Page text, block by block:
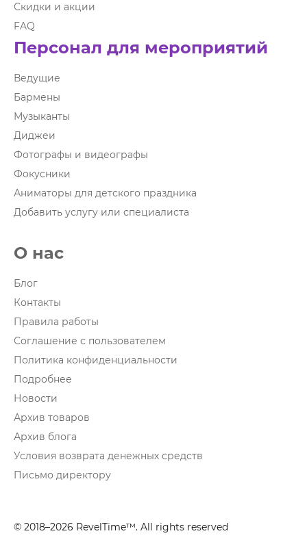
Скидки и акции
FAQ
Персонал для мероприятий
Ведущие
Бармены
Музыканты
Диджеи
Фотографы и видеографы
Фокусники
Аниматоры для детского праздника
Добавить услугу или специалиста
О нас
Блог
Контакты
Правила работы
Соглашение с пользователем
Политика конфиденциальности
Подробнее
Новости
Архив товаров
Архив блога
Условия возврата денежных средств
Письмо директору
© 2018–2026 RevelTime™. All rights reserved